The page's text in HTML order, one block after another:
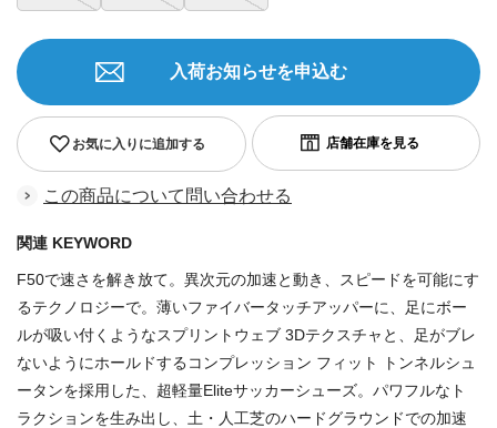
お気に入りに追加する
入荷お知らせを申込む
この商品について問い合わせる
関連 KEYWORD
F50で速さを解き放て。異次元の加速と動き、スピードを可能にす
るテクノロジーで。薄いファイバータッチアッパーに、足にボー
ルが吸い付くようなスプリントウェブ 3Dテクスチャと、足がブレ
ないようにホールドするコンプレッション フィット トンネルシュ
ータンを採用した、超軽量Eliteサッカーシューズ。パワフルなト
ラクションを生み出し、土・人工芝のハードグラウンドでの加速